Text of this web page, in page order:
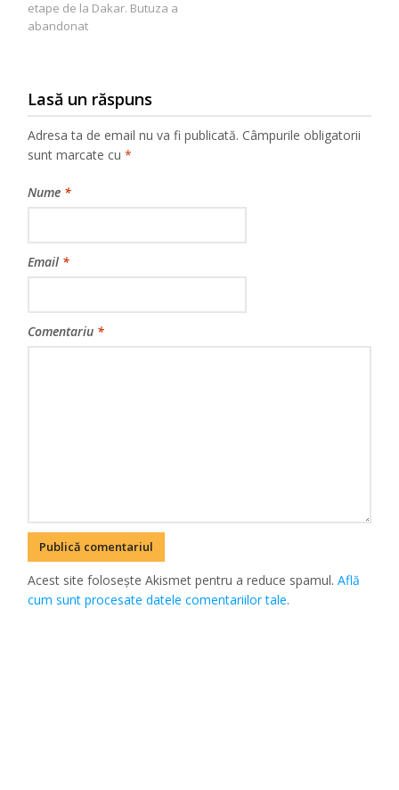
articole
etape de la Dakar. Butuza a
abandonat
Lasă un răspuns
Adresa ta de email nu va fi publicată. Câmpurile obligatorii
sunt marcate cu*
Nume *
Email *
Comentariu *
Acest site folosește Akismet pentru a reduce spamul.Află
cum sunt procesate datele comentariilor tale.